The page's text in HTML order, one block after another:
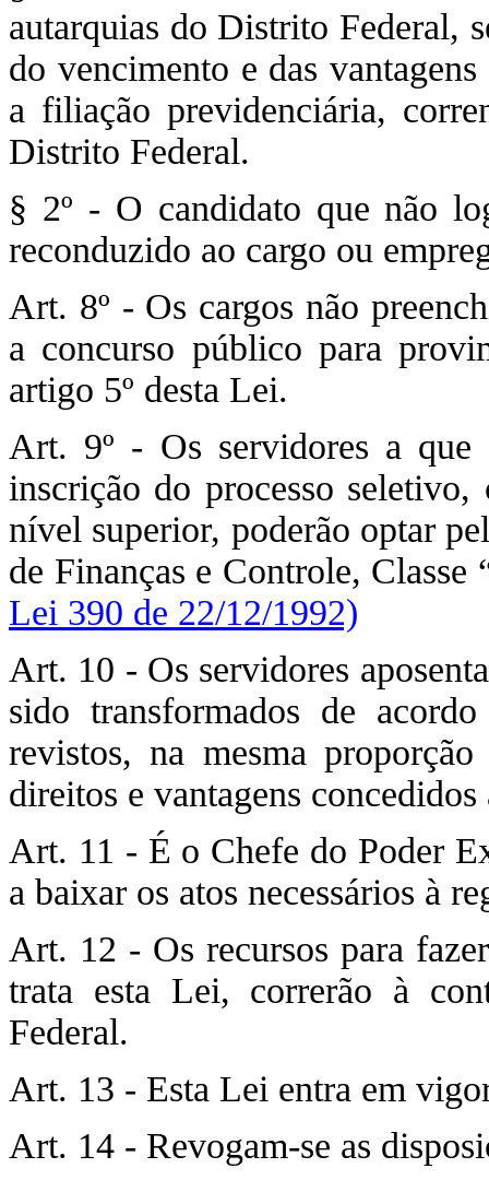
autarquias do Distrito Federal,
do vencimento e das
a filiação previdenciária,
Distrito Federal.
§ 2º - O candidato que não
reconduzido ao cargo ou
Art. 8º - Os cargos não
a concurso público para
artigo 5º desta Lei.
Art. 9º - Os servidores a
inscrição do processo
nível superior, poderão optar
de Finanças e Controle,
Lei 390 de 22/12/1992)
Art. 10 - Os servidores
sido transformados de
revistos, na mesma
direitos e vantagens
Art. 11 - É o Chefe do Poder
a baixar os atos necessários à
Art. 12 - Os recursos para
trata esta Lei, correrão à
Federal.
Art. 13 - Esta Lei entra em
Art. 14 - Revogam-se as